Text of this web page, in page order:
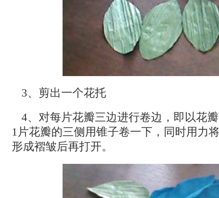
3、剪出一个花托
4、对每片花瓣三边进行卷边，即以花
1片花瓣的三侧用锥子卷一下，同时用力
形成褶皱后再打开。